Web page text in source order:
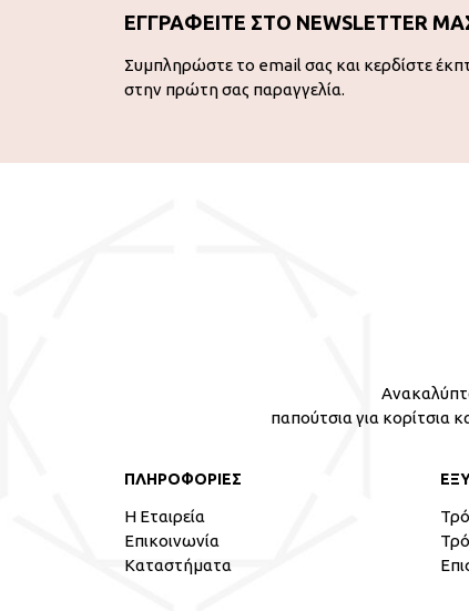
ΕΓΓΡΑΦΕΙΤΕ ΣΤΟ NEWSLETTER
Συμπληρώστε το email σας και κερδίστε
στην πρώτη σας παραγγελία.
παπούτσια για κορίτσια
ΠΛΗΡΟΦΟΡΙΕΣ
Η Εταιρεία
Επικοινωνία
Καταστήματα